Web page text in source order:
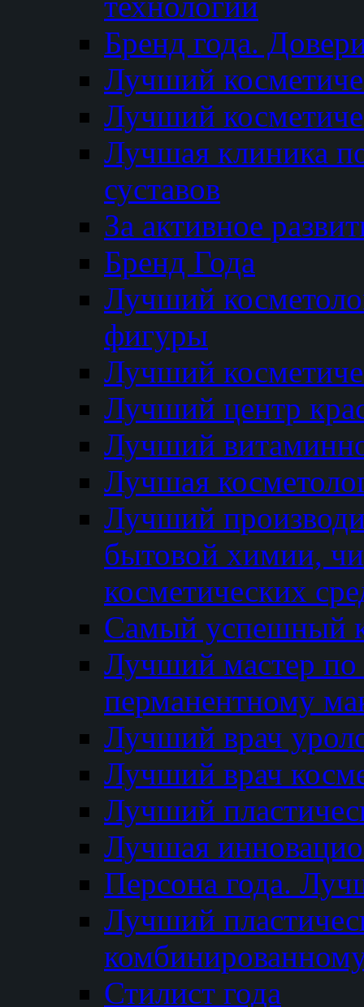
Бренд года.
Лучший
Лучший
Лучшая клиника
суставов
За активное
Бренд Года
Лучший
фигуры
Лучший
Лучший центр
Лучший
Лучшая
Лучший
бытовой химии,
косметических
Самый успешный
Лучший мастер по
перманентному
Лучший врач
Лучший врач
Лучший
Лучшая
Персона года.
Лучший
Стилист года